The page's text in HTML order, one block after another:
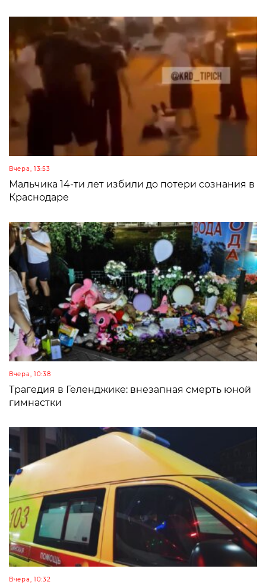
Вчера, 13:53
Мальчика 14-ти лет избили до потери сознания в
Краснодаре
Вчера, 10:38
Трагедия в Геленджике: внезапная смерть юной
гимнастки
Вчера, 10:32